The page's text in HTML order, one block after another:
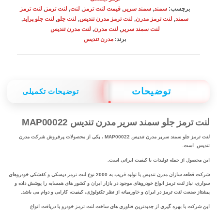
عدد
برچسب: سمند, سمند سریر , قیمت لنت ترمز , لنت, لنت ترمز , لنت ترمز
سمند, لنت ترمز مدرن, لنت ترمز مدرن تندیس, لنت جلو, لنت جلو پراید,
لنت سمند سریر, لنت مدرن, لنت مدرن تندیس
برند: مدرن تندیس
توضیحات توضیحات تکمیلی
لنت ترمز جلو سمند سریر مدرن تندیس MAP00022
لنت ترمز جلو سمند سریر مدرن تندیس MAP00022 ، یکی از محصولات پرفروش شرکت مدرن
تندیس است.
این محصول از جمله تولیدات با کیفیت ایرانی است.
شرکت قطعه سازان مدرن تندیس با تولید قریب به 2000 نوع لنت ترمز دیسکی و کفشکی خودروهای
سواری، نیاز لنت ترمز انواع خودروهای موجود در بازار ایران و کشور های همسایه را پوشش داده و
پیشتاز صنعت لنت ترمز در ایران و خاورمیانه از نظر تکنولوژی، کیفیت، کارایی و دوام می باشد.
این شرکت با بهره‌ گیری از جدیدترین‌ فناوری‌ های ساخت لنت ترمز خودرو با دریافت انواع